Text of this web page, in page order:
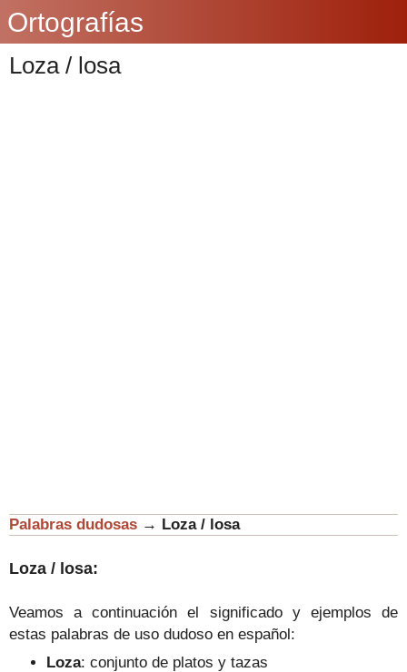
Ortografías
Loza / losa
Palabras dudosas → Loza / losa
Loza / losa:
Veamos a continuación el significado y ejemplos de
estas palabras de uso dudoso en español:
Loza: conjunto de platos y tazas